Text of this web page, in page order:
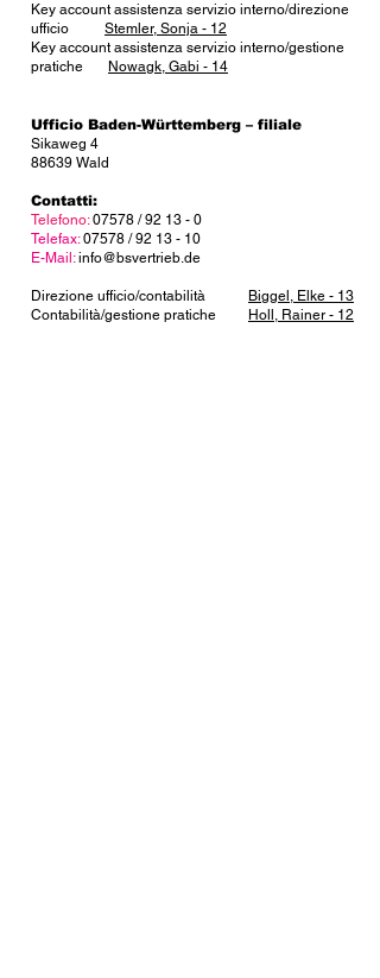
Key account assistenza servizio interno/direzione
ufficio Stemler, Sonja - 12
Key account assistenza servizio interno/gestione
pratiche
Nowagk, Gabi - 14
Ufficio Baden-Württemberg – filiale
Sikaweg 4
88639 Wald
Contatti:
Telefono:07578 / 92 13 - 0
Telefax:07578 / 92 13 - 10
E-Mail:info@bsvertrieb.de
Direzione ufficio/contabilità
Biggel, Elke - 13
Contabilità/gestione pratiche
Holl, Rainer - 12